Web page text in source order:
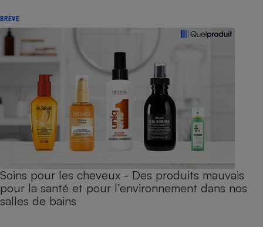
BRÈVE
Soins pour les cheveux - Des produits mauvais
pour la santé et pour l’environnement dans nos
salles de bains